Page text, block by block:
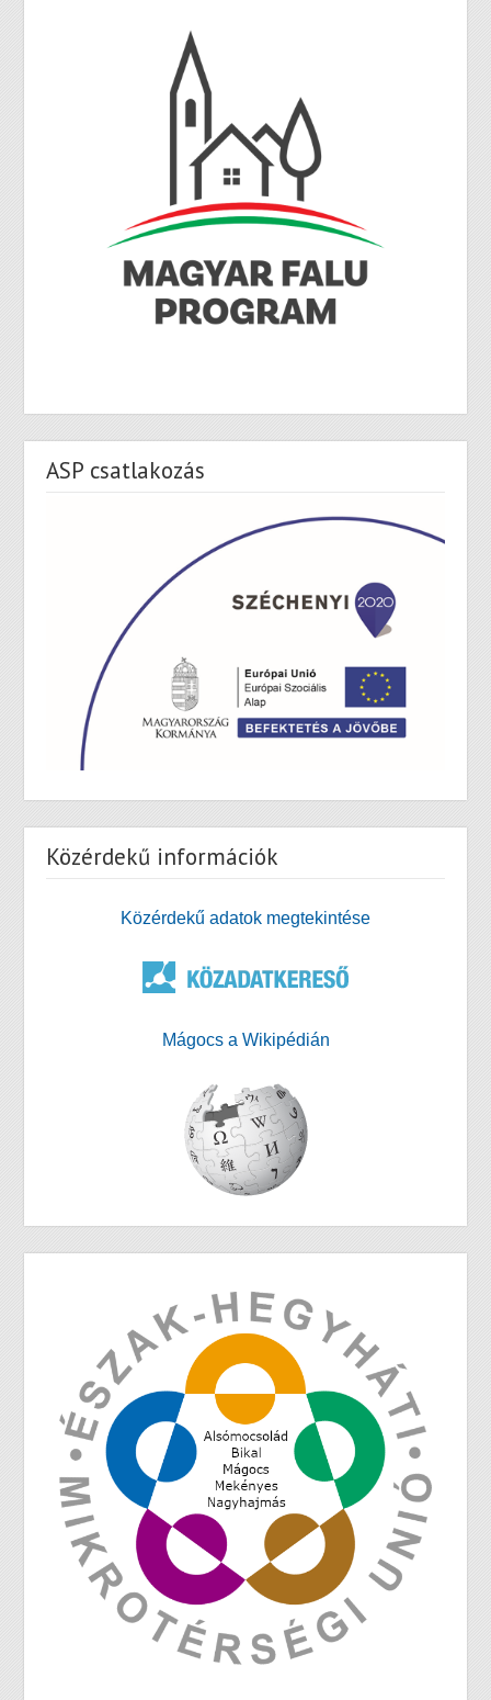
ASP csatlakozás
Közérdekű információk
Közérdekű adatok megtekintése
Mágocs a Wikipédián